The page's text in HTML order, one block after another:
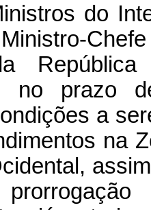
do
no prazo
a
na